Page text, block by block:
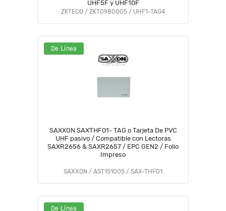
UHF5F y UHF10F
ZKTECO / ZKT0980005 / UHF1-TAG4
De Línea
SAXXON SAXTHF01- TAG o Tarjeta De PVC
UHF pasivo / Compatible con Lectoras
SAXR2656 & SAXR2657 / EPC GEN2 / Folio
Impreso
SAXXON / AST151005 / SAX-THF01
De Línea